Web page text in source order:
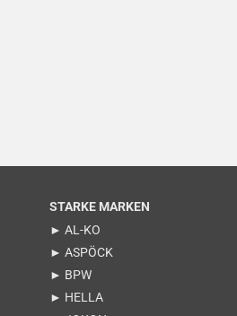
STARKE MARKEN
► AL-KO
► ASPÖCK
► BPW
► HELLA